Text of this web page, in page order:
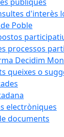
d'interès
Poble
processos
Decidim
queixes o
electròniques
documents